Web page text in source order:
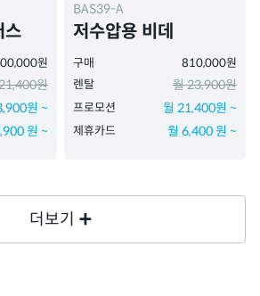
스
원
원
원 ~
원 ~
BAS39-A
저수압용 비데
구매
810,000원
렌탈
월 23,900원
프로모션 월 21,400원 ~
제휴카드 월 6,400 원 ~
더보기